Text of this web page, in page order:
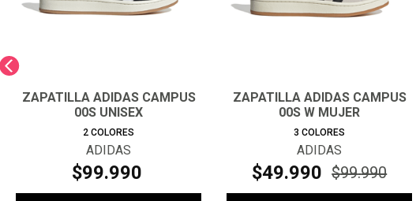
ZAPATILLA ADIDAS CAMPUS
00S UNISEX
2 COLORES
ADIDAS
$99.990
ZAPATILLA ADIDAS CAMPUS
00S W MUJER
3 COLORES
ADIDAS
$49.990 $99.990